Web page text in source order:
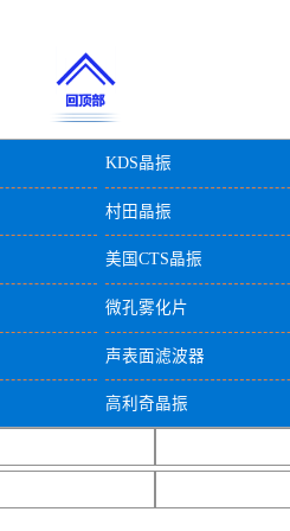
KDS晶振
村田晶振
美国CTS晶振
微孔雾化片
声表面滤波器
高利奇晶振